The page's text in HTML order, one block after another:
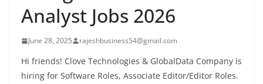
Analyst Jobs 2026
June 28, 2025 rajeshbusiness54@gmail.com
Hi friends! Clove Technologies & GlobalData Company is
hiring for Software Roles, Associate Editor/Editor Roles.